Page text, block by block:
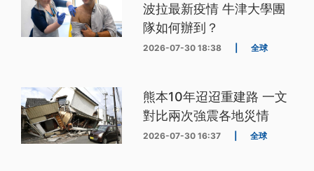
波拉最新疫情 牛津大學團
隊如何辦到？
2026-07-30 18:38 全球
熊本10年迢迢重建路 一文
對比兩次強震各地災情
2026-07-30 16:37 全球